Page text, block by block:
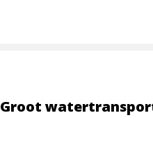
Groot